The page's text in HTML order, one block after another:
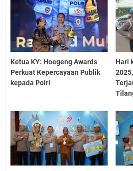
Ketua KY: Hoegeng Awards
Perkuat Kepercayaan Publik
kepada Polri
Hari